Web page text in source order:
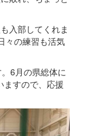
入部してくれま
々の練習も活気
6月の県総体に
ますので、応援